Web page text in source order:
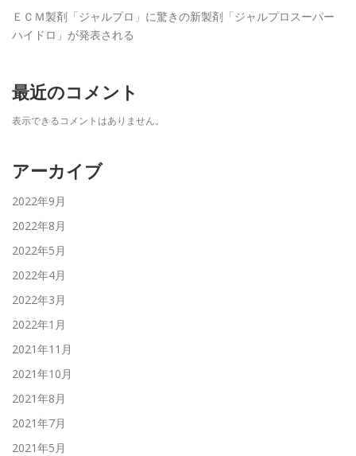
ＥＣＭ製剤「ジャルプロ」に驚きの新製剤「ジャルプロスーパー
ハイドロ」が発表される
最近のコメント
表示できるコメントはありません。
アーカイブ
2022年9月
2022年8月
2022年5月
2022年4月
2022年3月
2022年1月
2021年11月
2021年10月
2021年8月
2021年7月
2021年5月